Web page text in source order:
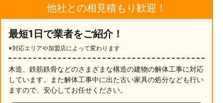
他社との相見積もり歓迎！
最短1日で業者をご紹介！
※対応エリアや加盟店によって変わります
木造、鉄筋鉄骨などのさまざまな構造の建物の解体工事に対応
しています。また解体工事中に出た古い家具の処分なども行い
ますので、安心してお任せください。